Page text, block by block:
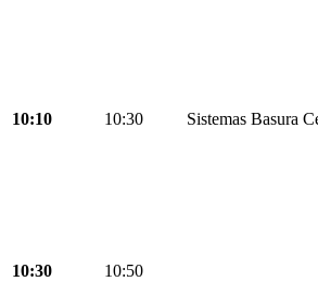
10:10 10:30 Sistemas Basura
10:30 10:50